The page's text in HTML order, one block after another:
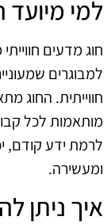
למי מיועד
חוג מדעים
למבוגרים
חווייתית. החוג
מותאמות לכל
לרמת ידע קודם,
ומעשירה.
איך ניתן